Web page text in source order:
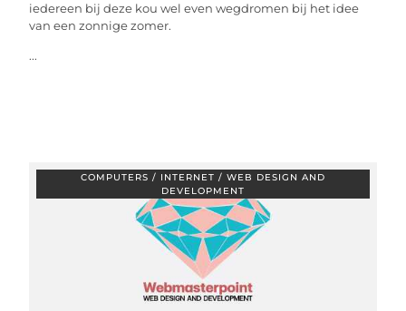
iedereen bij deze kou wel even wegdromen bij het idee
van een zonnige zomer.
...
COMPUTERS / INTERNET / WEB DESIGN AND
DEVELOPMENT